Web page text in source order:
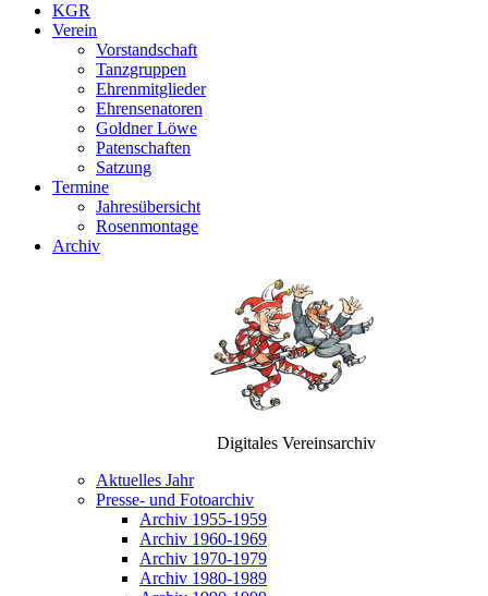
KGR
Verein
Vorstandschaft
Tanzgruppen
Ehrenmitglieder
Ehrensenatoren
Goldner Löwe
Patenschaften
Satzung
Termine
Jahresübersicht
Rosenmontage
Archiv
Digitales Vereinsarchiv
Aktuelles Jahr
Presse- und Fotoarchiv
Archiv 1955-1959
Archiv 1960-1969
Archiv 1970-1979
Archiv 1980-1989